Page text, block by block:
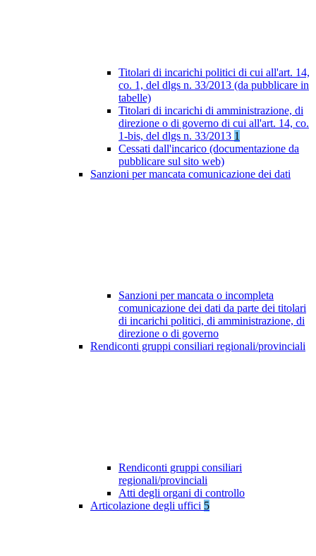
Titolari di incarichi politici di cui all'art. 14,
co. 1, del dlgs n. 33/2013 (da pubblicare in
tabelle)
Titolari di incarichi di amministrazione, di
direzione o di governo di cui all'art. 14, co.
1-bis, del dlgs n. 33/2013 1
Cessati dall'incarico (documentazione da
pubblicare sul sito web)
Sanzioni per mancata comunicazione dei dati
Sanzioni per mancata o incompleta
comunicazione dei dati da parte dei titolari
di incarichi politici, di amministrazione, di
direzione o di governo
Rendiconti gruppi consiliari regionali/provinciali
Rendiconti gruppi consiliari
regionali/provinciali
Atti degli organi di controllo
Articolazione degli uffici 5